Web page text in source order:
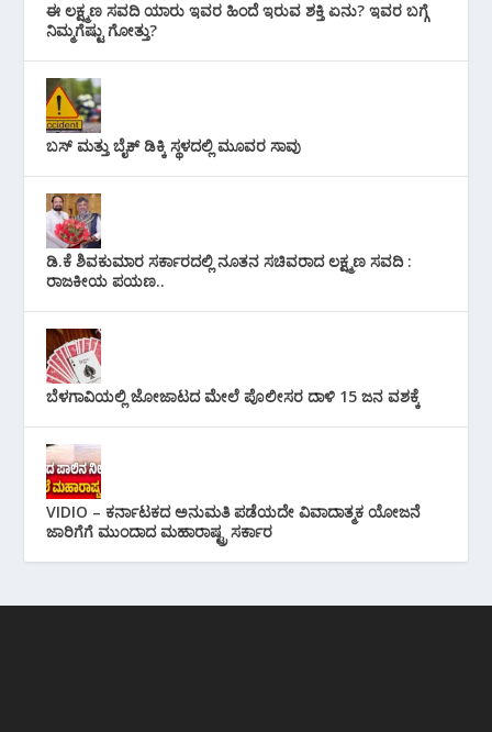
ಈ ಲಕ್ಷ್ಮಣ ಸವದಿ ಯಾರು ಇವರ ಹಿಂದೆ ಇರುವ ಶಕ್ತಿ ಏನು? ಇವರ ಬಗ್ಗೆ
ನಿಮ್ಮಗೆಷ್ಟು ಗೋತ್ತು?
ಬಸ್ ಮತ್ತು ಬೈಕ್ ಡಿಕ್ಕಿ ಸ್ಥಳದಲ್ಲಿ ಮೂವರ ಸಾವು
ಡಿ.ಕೆ ಶಿವಕುಮಾರ ಸರ್ಕಾರದಲ್ಲಿ ನೂತನ ಸಚಿವರಾದ ಲಕ್ಷ್ಮಣ ಸವದಿ :
ರಾಜಕೀಯ ಪಯಣ..
ಬೆಳಗಾವಿಯಲ್ಲಿ ಜೋಜಾಟದ ಮೇಲೆ ಪೊಲೀಸರ ದಾಳಿ 15 ಜನ ವಶಕ್ಕೆ
VIDIO – ಕರ್ನಾಟಕದ ಅನುಮತಿ ಪಡೆಯದೇ ವಿವಾದಾತ್ಮಕ ಯೋಜನೆ
ಜಾರಿಗೆಗೆ ಮುಂದಾದ ಮಹಾರಾಷ್ಟ್ರ ಸರ್ಕಾರ